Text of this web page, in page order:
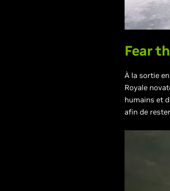
Fear
À la sortie
Royale
humains et
afin de